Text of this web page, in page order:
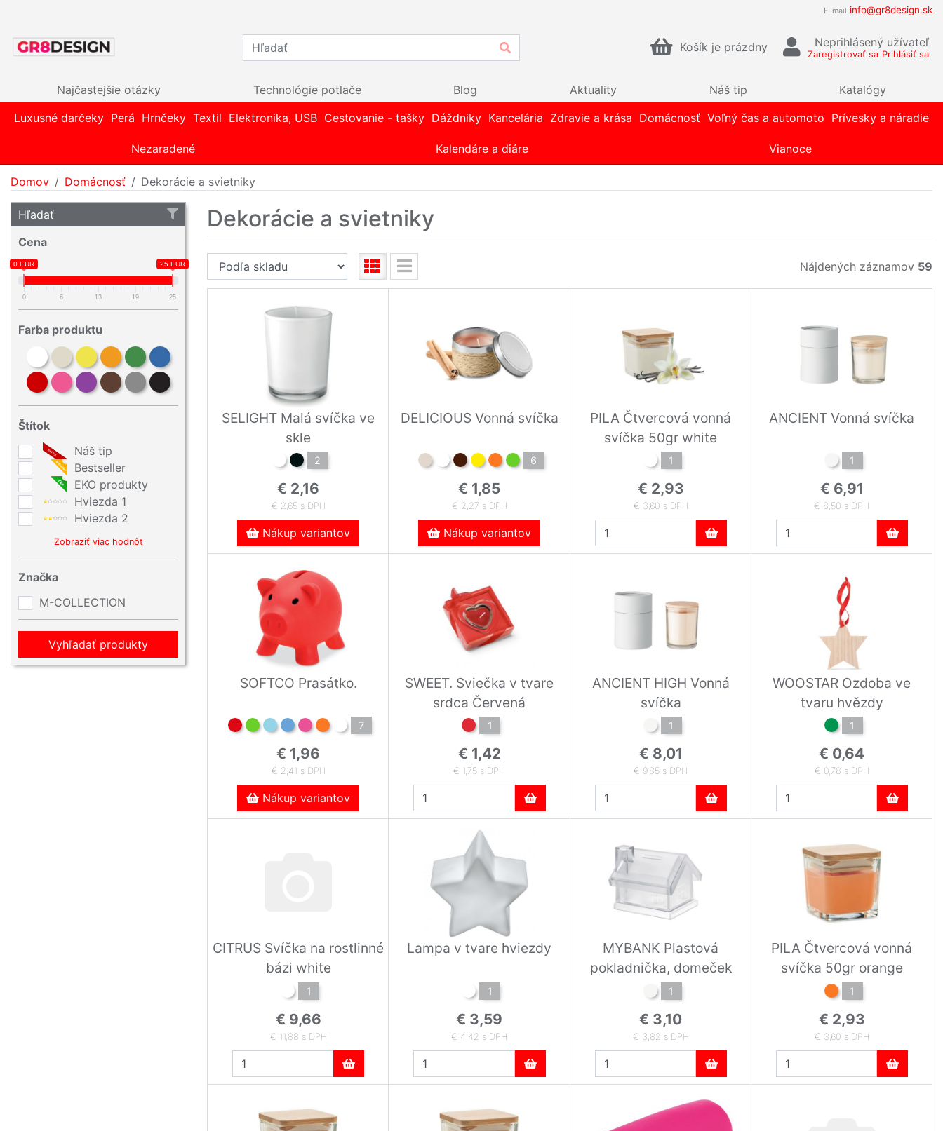
E-mail info@gr8design.sk
Košík je prázdny Neprihlásený užívateľ
Zaregistrovať sa Prihlásiť sa
Najčastejšie otázky Technológie potlače Blog Aktuality Náš tip
Katalógy
Luxusné darčeky Perá Hrnčeky Textil Elektronika, USB Cestovanie - tašky Dáždniky Kancelária Zdravie a krása Domácnosť Voľný čas a automoto Prívesky a náradie
Nezaradené Kalendáre a diáre Vianoce
Domov Domácnosť Dekorácie a svietniky
Hľadať
Cena
0 EUR 25 EUR
0 6 13 19 25
Farba produktu
Štítok
Náš tip
Bestseller
EKO produkty
Hviezda 1
Hviezda 2
Zobraziť viac hodnôt
Značka
M-COLLECTION
Vyhľadať produkty
Dekorácie a svietniky
Nájdených záznamov 59
SELIGHT Malá svíčka ve
skle
2
€ 2,16
€ 2,65 s DPH
Nákup variantov
DELICIOUS Vonná svíčka
6
€ 1,85
€ 2,27 s DPH
Nákup variantov
PILA Čtvercová vonná
svíčka 50gr white
1
€ 2,93
€ 3,60 s DPH
ANCIENT Vonná svíčka
1
€ 6,91
€ 8,50 s DPH
SOFTCO Prasátko.
7
€ 1,96
€ 2,41 s DPH
Nákup variantov
SWEET. Sviečka v tvare
srdca Červená
1
€ 1,42
€ 1,75 s DPH
ANCIENT HIGH Vonná
svíčka
1
€ 8,01
€ 9,85 s DPH
WOOSTAR Ozdoba ve
tvaru hvězdy
1
€ 0,64
€ 0,78 s DPH
CITRUS Svíčka na rostlinné
bázi white
1
€ 9,66
€ 11,88 s DPH
Lampa v tvare hviezdy
1
€ 3,59
€ 4,42 s DPH
MYBANK Plastová
pokladnička, domeček
1
€ 3,10
€ 3,82 s DPH
PILA Čtvercová vonná
svíčka 50gr orange
1
€ 2,93
€ 3,60 s DPH